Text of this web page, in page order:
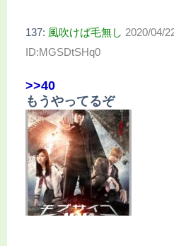
137: 風吹けば毛無し 2020/04/
ID:MGSDtSHq0
>>40
もうやってるぞ